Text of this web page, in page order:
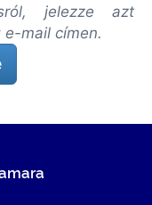
jelezze azt
e-mail címen.